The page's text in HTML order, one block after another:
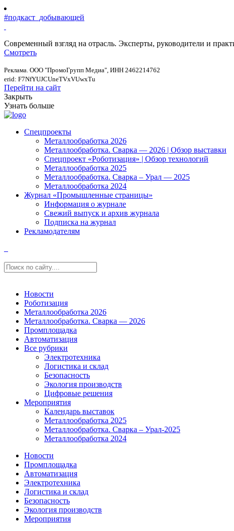
#подкаст_добывающей
Современный взгляд на отрасль. Эксперты, руководители и
Смотреть
Реклама. ООО "ПромоГрупп Медиа", ИНН 2462214762
erid: F7NfYUJCUneTVxVUwxTu
Перейти на сайт
Закрыть
Узнать больше
Спецпроекты
Металлообработка 2026
Металлообработка. Сварка — 2026 | Обзор выставки
Спецпроект «Роботизация» | Обзор технологий
Металлообработка 2025
Металлообработка. Сварка – Урал — 2025
Металлообработка 2024
Журнал «Промышленные страницы»
Информация о журнале
Свежий выпуск и архив журнала
Подписка на журнал
Рекламодателям
Новости
Роботизация
Металлообработка 2026
Металлообработка. Сварка — 2026
Промплощадка
Автоматизация
Все рубрики
Электротехника
Логистика и склад
Безопасность
Экология производств
Цифровые решения
Мероприятия
Календарь выставок
Металлообработка 2025
Металлообработка. Сварка – Урал-2025
Металлообработка 2024
Новости
Промплощадка
Автоматизация
Электротехника
Логистика и склад
Безопасность
Экология производств
Мероприятия